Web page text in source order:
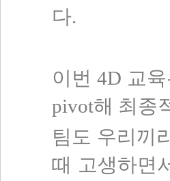
다.
이번 4D 교
pivot해 최종
팀도 우리끼
때 고생하면